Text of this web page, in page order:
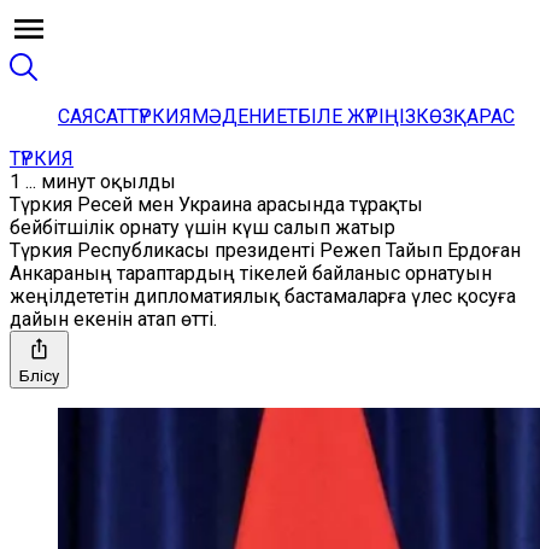
САЯСАТТҮРКИЯМӘДЕНИЕТБІЛЕ ЖҮРІҢІЗКӨЗҚАРАС
ТҮРКИЯ
1 ... минут оқылды
Түркия Ресей мен Украина арасында тұрақты
бейбітшілік орнату үшін күш салып жатыр
Түркия Республикасы президенті Режеп Тайып Ердоған
Анкараның тараптардың тікелей байланыс орнатуын
жеңілдететін дипломатиялық бастамаларға үлес қосуға
дайын екенін атап өтті.
Бөлісу